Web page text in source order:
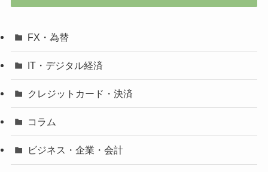
FX・為替
IT・デジタル経済
クレジットカード・決済
コラム
ビジネス・企業・会計